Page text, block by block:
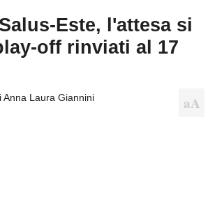
Este, l'attesa si
off rinviati al 17
Anna Laura Giannini